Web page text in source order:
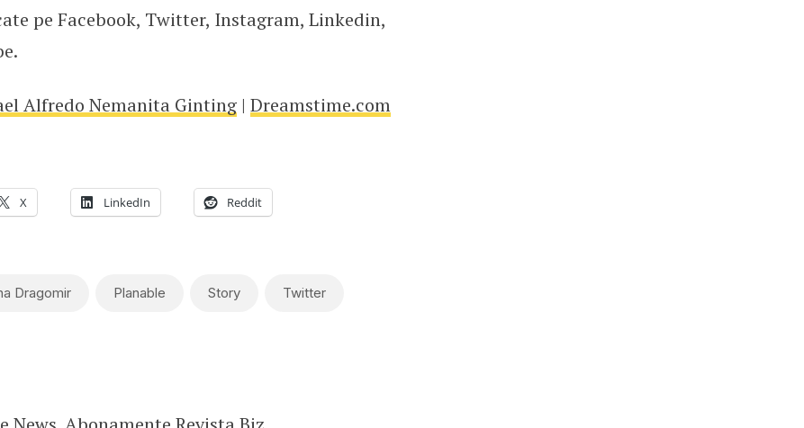
pe Facebook, Twitter, Instagram, Linkedin,
Alfredo Nemanita Ginting| Dreamstime.com
X LinkedIn Reddit
Dragomir Planable Story Twitter